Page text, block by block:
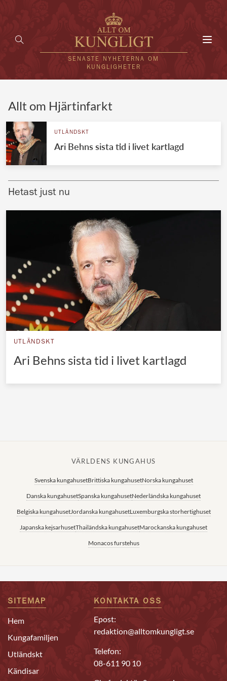
SENASTE NYHETERNA OM
KUNGLIGHETER
UTLÄNDSKT
VÄRLDENS KUNGAHUS
Brittiska kungahuset
Norska kungahuset
Danska kungahuset
Spanska kungahuset
Nederländska kungahuset
Belgiska kungahuset
Jordanska kungahuset
Thailändska kungahuset
REDAKTION
Allt om Hjärtinfarkt
UTLÄNDSKT
Ari Behns sista tid i livet kartlagd
Hetast just nu
UTLÄNDSKT
Ari Behns sista tid i livet kartlagd
VÄRLDENS KUNGAHUS
Svenska kungahusetBrittiska kungahusetNorska kungahuset
Danska kungahusetSpanska kungahusetNederländska kungahuset
Belgiska kungahusetJordanska kungahusetLuxemburgska storhertighuset
Japanska kejsarhusetThailändska kungahusetMarockanska kungahuset
Monacos furstehus
SITEMAP
Hem
Kungafamiljen
Utländskt
Kändisar
KONTAKTA OSS
Epost:
redaktion@alltomkungligt.se
Telefon:
08-611 90 10